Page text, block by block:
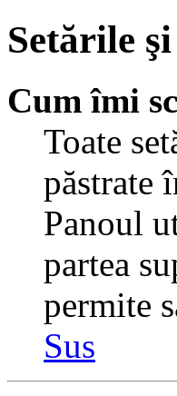
Setările
Cum îmi
Toate
păstrate
Panoul
partea
permite
Sus